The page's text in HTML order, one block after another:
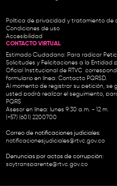
Política de privacidad y tratamiento de
Condiciones de uso
Accesibilidad
CONTACTO VIRTUAL
Estimado Ciudadano: Para radicar
Solicitudes y Felicitaciones a la Entidad
Oficial Institucional de RTVC
formulario en línea: Contacto PQRSD.
Al momento de registrar su petición, se
usted podrá realizar el seguimiento,
PQRS
Asesor en línea: lunes 9:30 a.m. - 12 m.
(+57) (601) 2200700
Correo de notificaciones judiciales:
notificacionesjudiciales@rtvc.gov.co
Denuncias por actos de corrupción:
soytransparente@rtvc.gov.co